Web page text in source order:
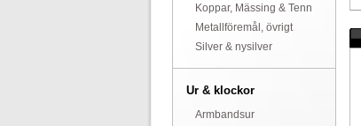
Koppar, Mässing & Tenn
Metallföremål, övrigt
Silver & nysilver
Ur & klockor
Armbandsur